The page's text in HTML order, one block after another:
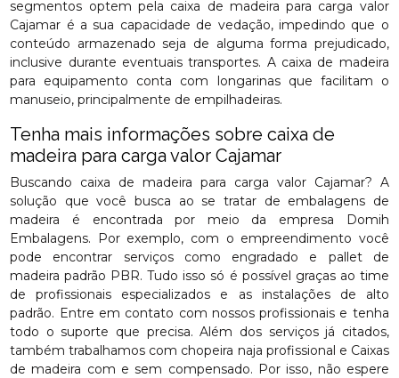
segmentos optem pela caixa de madeira para carga valor
Cajamar é a sua capacidade de vedação, impedindo que o
conteúdo armazenado seja de alguma forma prejudicado,
inclusive durante eventuais transportes. A caixa de madeira
para equipamento conta com longarinas que facilitam o
manuseio, principalmente de empilhadeiras.
Tenha mais informações sobre caixa de
madeira para carga valor Cajamar
Buscando caixa de madeira para carga valor Cajamar? A
solução que você busca ao se tratar de embalagens de
madeira é encontrada por meio da empresa Domih
Embalagens. Por exemplo, com o empreendimento você
pode encontrar serviços como engradado e pallet de
madeira padrão PBR. Tudo isso só é possível graças ao time
de profissionais especializados e as instalações de alto
padrão. Entre em contato com nossos profissionais e tenha
todo o suporte que precisa. Além dos serviços já citados,
também trabalhamos com chopeira naja profissional e Caixas
de madeira com e sem compensado. Por isso, não espere